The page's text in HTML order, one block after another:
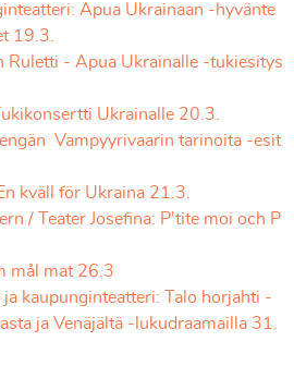
Apua Ukrainaan -hyvänte
19.3.
Ruletti - Apua Ukrainalle -tukiesitys
Ukrainalle 20.3.
Vampyyrivaarin tarinoita -esit
kväll för Ukraina 21.3.
/ Teater Josefina: P'tite moi och P
mål mat 26.3
ja kaupunginteatteri: Talo horjahti -
ja Venäjältä -lukudraamailla 31.